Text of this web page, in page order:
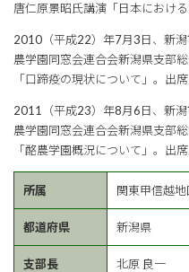
唐仁原景昭氏講演「日本におけ
2010（平成22）年7月3日、新
農学園同窓会連合会新潟県支部
「口蹄疫の現状について」。出
2011（平成23）年8月6日、新
農学園同窓会連合会新潟県支部
「酪農学園概況について」。出
所属 関東甲信越地
都道府県 新潟県
支部長 北原 良一